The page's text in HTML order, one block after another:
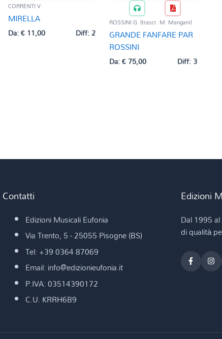
CORRENTI V.
MIRELLA
Da:€11,00 Diff: 2
ROSSINI G. (trascr. M. Mangani)
GRANDE FANFARE PAR
ROSSINI
Da:€75,00 Diff: 3
Contatti
Edizioni Musicali Eufonia
Via Trento, 5 - 25055 Pisogne (BS)
Tel: +39 0364 87069
Email: info@edizionieufonia.it
P.IVA: 03514390172
C.U. KRRH6B9
Edizioni
Dal 1995
di qualità